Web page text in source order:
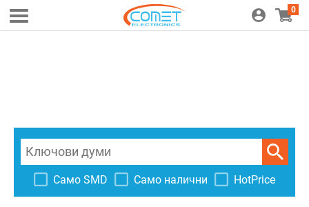
0
Само SMD Само налични HotPrice